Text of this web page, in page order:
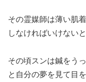
その霊媒師は薄い肌
しなければいけない
その頃スンは鍼をう
と自分の夢を見て目を